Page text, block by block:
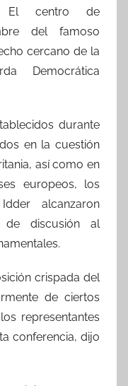
El centro de
del famoso
cercano de la
Democrática
durante
en la cuestión
así como en
europeos, los
alcanzaron
de discusión al
crispada del
de ciertos
representantes
conferencia, dijo